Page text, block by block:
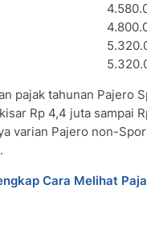
pajak tahunan Pajero
Rp 4,4 juta sampai
varian Pajero non-
Cara Melihat